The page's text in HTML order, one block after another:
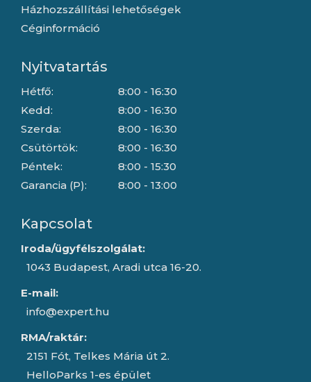
Házhozszállítási lehetőségek
Céginformáció
Nyitvatartás
Hétfő:
Kedd:
Szerda:
Csütörtök:
Péntek:
Garancia (P):
8:00 - 16:30
8:00 - 16:30
8:00 - 16:30
8:00 - 16:30
8:00 - 15:30
8:00 - 13:00
Kapcsolat
Iroda/ügyfélszolgálat:
1043 Budapest, Aradi utca 16-20.
E-mail:
info@expert.hu
RMA/raktár:
2151 Fót, Telkes Mária út 2.
HelloParks 1-es épület